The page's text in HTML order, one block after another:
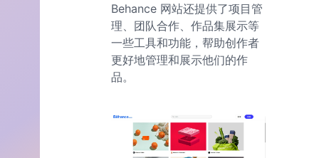
Behance 网站还提供了项目管
理、团队合作、作品集展示等
一些工具和功能，帮助创作者
更好地管理和展示他们的作
品。